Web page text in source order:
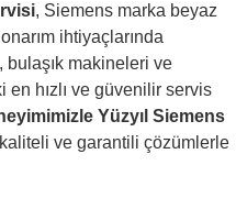
, Siemens marka beyaz
ihtiyaçlarında
bulaşık makineleri ve
hızlı ve güvenilir servis
Yüzyıl Siemens
ve garantili çözümlerle